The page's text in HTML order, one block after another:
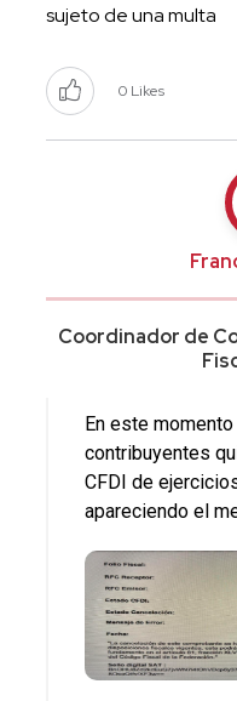
sujeto de una multa
0 Likes
Coordinador de
En este
contribuyentes
CFDI de
apareciendo el